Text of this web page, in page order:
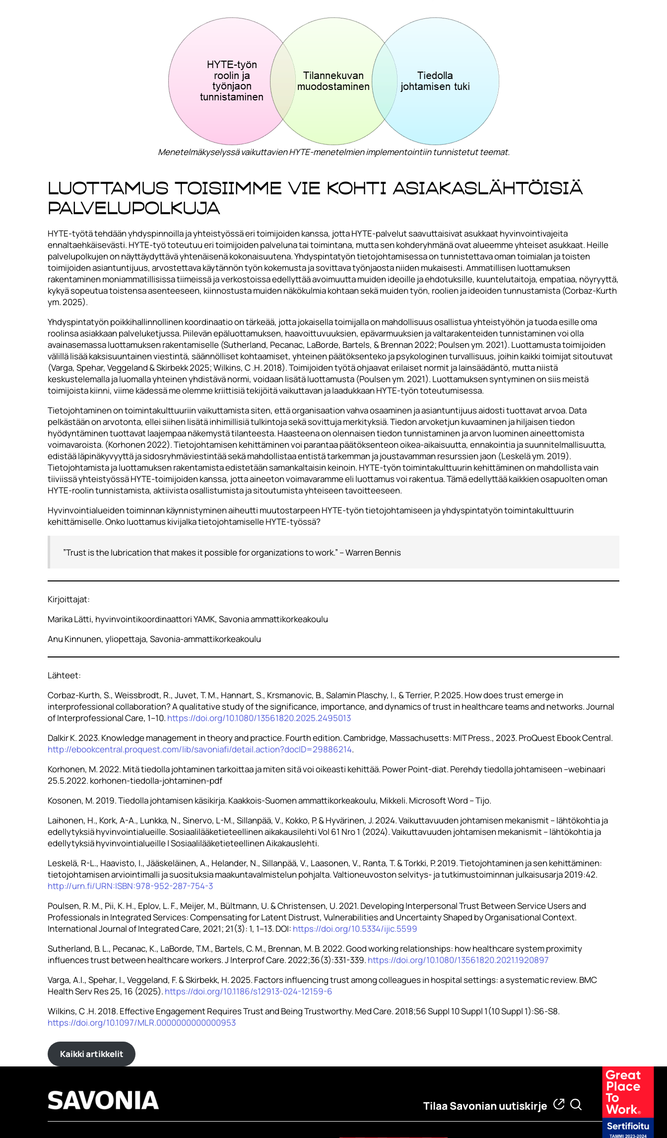
Menetelmäkyselyssä vaikuttavien HYTE-menetelmien implementointiin tunnistetut teemat.
Luottamus toisiimme vie kohti asiakaslähtöisiä
palvelupolkuja
HYTE-työtä tehdään yhdyspinnoilla ja yhteistyössä eri toimijoiden kanssa, jotta HYTE-palvelut saavuttaisivat asukkaat hyvinvointivajeita
ennaltaehkäisevästi. HYTE-työ toteutuu eri toimijoiden palveluna tai toimintana, mutta sen kohderyhmänä ovat alueemme yhteiset asukkaat. Heille
palvelupolkujen on näyttäydyttävä yhtenäisenä kokonaisuutena. Yhdyspintatyön tietojohtamisessa on tunnistettava oman toimialan ja toisten
toimijoiden asiantuntijuus, arvostettava käytännön työn kokemusta ja sovittava työnjaosta niiden mukaisesti. Ammatillisen luottamuksen
rakentaminen moniammatillisissa tiimeissä ja verkostoissa edellyttää avoimuutta muiden ideoille ja ehdotuksille, kuuntelutaitoja, empatiaa, nöyryyttä,
kykyä sopeutua toistensa asenteeseen, kiinnostusta muiden näkökulmia kohtaan sekä muiden työn, roolien ja ideoiden tunnustamista (Corbaz-Kurth
ym. 2025).
Yhdyspintatyön poikkihallinnollinen koordinaatio on tärkeää, jotta jokaisella toimijalla on mahdollisuus osallistua yhteistyöhön ja tuoda esille oma
roolinsa asiakkaan palveluketjussa. Piilevän epäluottamuksen, haavoittuvuuksien, epävarmuuksien ja valtarakenteiden tunnistaminen voi olla
avainasemassa luottamuksen rakentamiselle (Sutherland, Pecanac, LaBorde, Bartels, & Brennan 2022; Poulsen ym. 2021). Luottamusta toimijoiden
välillä lisää kaksisuuntainen viestintä, säännölliset kohtaamiset, yhteinen päätöksenteko ja psykologinen turvallisuus, joihin kaikki toimijat sitoutuvat
(Varga, Spehar, Veggeland & Skirbekk 2025; Wilkins, C .H. 2018). Toimijoiden työtä ohjaavat erilaiset normit ja lainsäädäntö, mutta niistä
keskustelemalla ja luomalla yhteinen yhdistävä normi, voidaan lisätä luottamusta (Poulsen ym. 2021). Luottamuksen syntyminen on siis meistä
toimijoista kiinni, viime kädessä me olemme kriittisiä tekijöitä vaikuttavan ja laadukkaan HYTE-työn toteutumisessa.
Tietojohtaminen on toimintakulttuuriin vaikuttamista siten, että organisaation vahva osaaminen ja asiantuntijuus aidosti tuottavat arvoa. Data
pelkästään on arvotonta, ellei siihen lisätä inhimillisiä tulkintoja sekä sovittuja merkityksiä. Tiedon arvoketjun kuvaaminen ja hiljaisen tiedon
hyödyntäminen tuottavat laajempaa näkemystä tilanteesta. Haasteena on olennaisen tiedon tunnistaminen ja arvon luominen aineettomista
voimavaroista. (Korhonen 2022). Tietojohtamisen kehittäminen voi parantaa päätöksenteon oikea-aikaisuutta, ennakointia ja suunnitelmallisuutta,
edistää läpinäkyvyyttä ja sidosryhmäviestintää sekä mahdollistaa entistä tarkemman ja joustavamman resurssien jaon (Leskelä ym. 2019).
Tietojohtamista ja luottamuksen rakentamista edistetään samankaltaisin keinoin. HYTE-työn toimintakulttuurin kehittäminen on mahdollista vain
tiiviissä yhteistyössä HYTE-toimijoiden kanssa, jotta aineeton voimavaramme eli luottamus voi rakentua. Tämä edellyttää kaikkien osapuolten oman
HYTE-roolin tunnistamista, aktiivista osallistumista ja sitoutumista yhteiseen tavoitteeseen.
Hyvinvointialueiden toiminnan käynnistyminen aiheutti muutostarpeen HYTE-työn tietojohtamiseen ja yhdyspintatyön toimintakulttuurin
kehittämiselle. Onko luottamus kivijalka tietojohtamiselle HYTE-työssä?
”Trust is the lubrication that makes it possible for organizations to work.” – Warren Bennis
Kirjoittajat:
Marika Lätti, hyvinvointikoordinaattori YAMK, Savonia ammattikorkeakoulu
Anu Kinnunen, yliopettaja, Savonia-ammattikorkeakoulu
Lähteet:
Corbaz-Kurth, S., Weissbrodt, R., Juvet, T. M., Hannart, S., Krsmanovic, B., Salamin Plaschy, I., & Terrier, P. 2025. How does trust emerge in
interprofessional collaboration? A qualitative study of the significance, importance, and dynamics of trust in healthcare teams and networks. Journal
of Interprofessional Care, 1–10. https://doi.org/10.1080/13561820.2025.2495013
Dalkir K. 2023. Knowledge management in theory and practice. Fourth edition. Cambridge, Massachusetts: MIT Press., 2023. ProQuest Ebook Central.
http://ebookcentral.proquest.com/lib/savoniafi/detail.action?docID=29886214.
Korhonen, M. 2022. Mitä tiedolla johtaminen tarkoittaa ja miten sitä voi oikeasti kehittää. Power Point-diat. Perehdy tiedolla johtamiseen –webinaari
25.5.2022. korhonen-tiedolla-johtaminen-pdf
Kosonen, M. 2019. Tiedolla johtamisen käsikirja. Kaakkois-Suomen ammattikorkeakoulu, Mikkeli. Microsoft Word – Tijo.
Laihonen, H., Kork, A-A., Lunkka, N., Sinervo, L-M., Sillanpää, V., Kokko, P. & Hyvärinen, J. 2024. Vaikuttavuuden johtamisen mekanismit – lähtökohtia ja
edellytyksiä hyvinvointialueille. Sosiaalilääketieteellinen aikakausilehti Vol 61 Nro 1 (2024). Vaikuttavuuden johtamisen mekanismit – lähtökohtia ja
edellytyksiä hyvinvointialueille | Sosiaalilääketieteellinen Aikakauslehti.
Leskelä, R-L., Haavisto, I., Jääskeläinen, A., Helander, N., Sillanpää, V., Laasonen, V., Ranta, T. & Torkki, P. 2019. Tietojohtaminen ja sen kehittäminen:
tietojohtamisen arviointimalli ja suosituksia maakuntavalmistelun pohjalta. Valtioneuvoston selvitys- ja tutkimustoiminnan julkaisusarja 2019:42.
http://urn.fi/URN:ISBN:978-952-287-754-3
Poulsen, R. M., Pii, K. H., Eplov, L. F., Meijer, M., Bültmann, U. & Christensen, U. 2021. Developing Interpersonal Trust Between Service Users and
Professionals in Integrated Services: Compensating for Latent Distrust, Vulnerabilities and Uncertainty Shaped by Organisational Context.
International Journal of Integrated Care, 2021; 21(3): 1, 1–13. DOI: https://doi.org/10.5334/ijic.5599
Sutherland, B. L., Pecanac, K., LaBorde, T.M., Bartels, C. M., Brennan, M. B. 2022. Good working relationships: how healthcare system proximity
influences trust between healthcare workers. J Interprof Care. 2022;36(3):331-339. https://doi.org/10.1080/13561820.2021.1920897
Varga, A.I., Spehar, I., Veggeland, F. & Skirbekk, H. 2025. Factors influencing trust among colleagues in hospital settings: a systematic review. BMC
Health Serv Res 25, 16 (2025). https://doi.org/10.1186/s12913-024-12159-6
Wilkins, C .H. 2018. Effective Engagement Requires Trust and Being Trustworthy. Med Care. 2018;56 Suppl 10 Suppl 1(10 Suppl 1):S6-S8.
https://doi.org/10.1097/MLR.0000000000000953
Kaikki artikkelit
Tilaa Savonian uutiskirje